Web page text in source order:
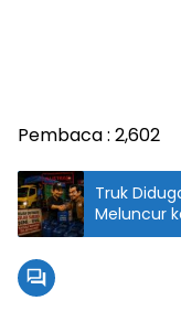
Pembaca : 2,602
Truk
Meluncur
Punya HE